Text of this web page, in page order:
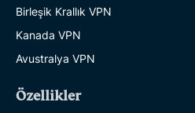
Birleşik Krallık VPN
Kanada VPN
Avustralya VPN
Özellikler